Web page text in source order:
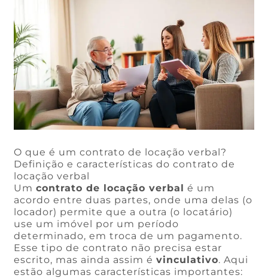
O que é um contrato de locação verbal?
Definição e características do contrato de
locação verbal
Umcontrato de locação verbal é um
acordo entre duas partes, onde uma delas (o
locador) permite que a outra (o locatário)
use um imóvel por um período
determinado, em troca de um pagamento.
Esse tipo de contrato não precisa estar
escrito, mas ainda assim évinculativo. Aqui
estão algumas características importantes: